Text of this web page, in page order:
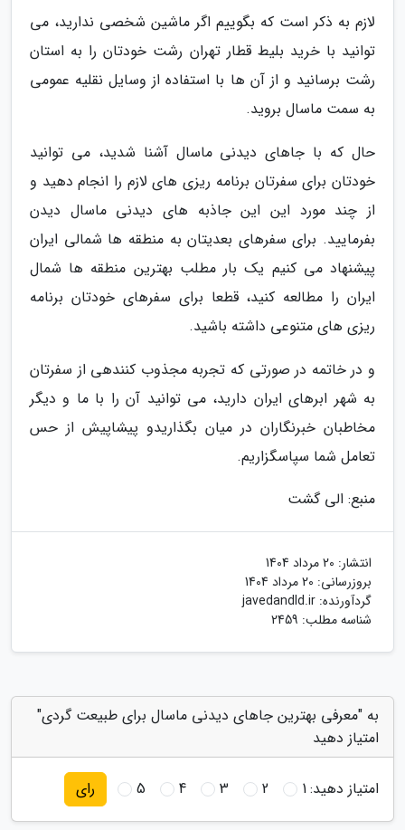
لازم به ذکر است که بگوییم اگر ماشین شخصی ندارید، می
توانید با خرید بلیط قطار تهران رشت خودتان را به استان
رشت برسانید و از آن ها با استفاده از وسایل نقلیه عمومی
به سمت ماسال بروید.
حال که با جاهای دیدنی ماسال آشنا شدید، می توانید
خودتان برای سفرتان برنامه ریزی های لازم را انجام دهید و
از چند مورد این این جاذبه های دیدنی ماسال دیدن
بفرمایید. برای سفرهای بعدیتان به منطقه ها شمالی ایران
پیشنهاد می کنیم یک بار مطلب بهترین منطقه ها شمال
ایران را مطالعه کنید، قطعا برای سفرهای خودتان برنامه
ریزی های متنوعی داشته باشید.
و در خاتمه در صورتی که تجربه مجذوب کنندهی از سفرتان
به شهر ابرهای ایران دارید، می توانید آن را با ما و دیگر
مخاطبان خبرنگاران در میان بگذاریدو پیشاپیش از حس
تعامل شما سپاسگزاریم.
منبع: الی گشت
انتشار: 20 مرداد 1404
بروزرسانی: 20 مرداد 1404
گردآورنده: javedandld.ir
شناسه مطلب: 2459
به "معرفی بهترین جاهای دیدنی ماسال برای طبیعت گردی"
امتیاز دهید
امتیاز دهید:1
2
3
4
5 رای